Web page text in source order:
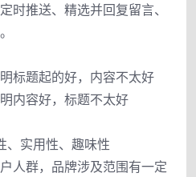
时推送、精选并回复留言、
标题起的好，内容不太好
内容好，标题不太好
、实用性、趣味性
人群，品牌涉及范围有一定